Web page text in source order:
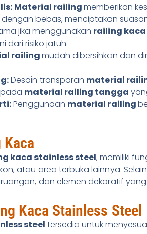
Material railingmemberikan
bebas, menciptakan
jika menggunakan railing
dari risiko jatuh.
railingmudah dibersihkan dan
Desain transparan material
material railing tangga
Penggunaan material railing
kaca stainless steel, memiliki
atau area terbuka lainnya.
dan elemen dekoratif
Kaca Stainless Steel
steel tersedia untuk